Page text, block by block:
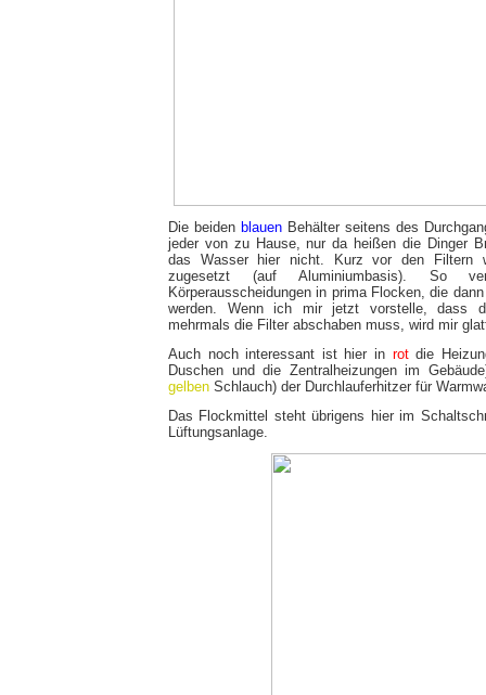
Die beiden blauen Behälter seitens des
jeder von zu Hause, nur da heißen die Dinger
das Wasser hier nicht. Kurz vor den Filtern
zugesetzt (auf Aluminiumbasis). So
Körperausscheidungen in prima Flocken, die
werden. Wenn ich mir jetzt vorstelle, dass
mehrmals die Filter abschaben muss, wird mir
Auch noch interessant ist hier in rotdie
Duschen und die Zentralheizungen im
gelben Schlauch) der Durchlauferhitzer für
Das Flockmittel steht übrigens hier im
Lüftungsanlage.